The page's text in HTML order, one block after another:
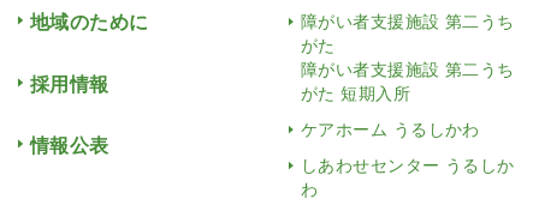
地域のために
採用情報
情報公表
障がい者支援施設 第二うち
がた
障がい者支援施設 第二うち
がた 短期入所
ケアホーム うるしかわ
しあわせセンター うるしか
わ